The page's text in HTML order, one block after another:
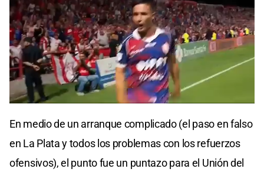
of
seconds
En medio de un arranque complicado (el paso en falso
en La Plata y todos los problemas con los refuerzos
ofensivos), el punto fue un puntazo para el Unión del